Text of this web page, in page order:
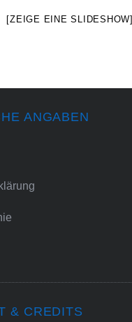
[ZEIGE EINE SLIDESHOW]
ANGABEN
& CREDITS